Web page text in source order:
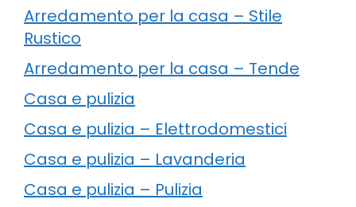
Arredamento per la casa – Stile
Rustico
Arredamento per la casa – Tende
Casa e pulizia
Casa e pulizia – Elettrodomestici
Casa e pulizia – Lavanderia
Casa e pulizia – Pulizia